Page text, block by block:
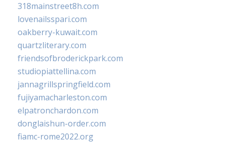
318mainstreet8h.com
lovenailsspari.com
oakberry-kuwait.com
quartzliterary.com
friendsofbroderickpark.com
studiopiattellina.com
jannagrillspringfield.com
fujiyamacharleston.com
elpatronchardon.com
donglaishun-order.com
fiamc-rome2022.org